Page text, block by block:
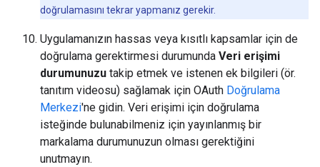
doğrulamasını tekrar yapmanız gerekir.
Uygulamanızın hassas veya kısıtlı kapsamlar için de
doğrulama gerektirmesi durumunda Veri erişimi
durumunuzu takip etmek ve istenen ek bilgileri (ör.
tanıtım videosu) sağlamak için OAuth Doğrulama
Merkezi'ne gidin. Veri erişimi için doğrulama
isteğinde bulunabilmeniz için yayınlanmış bir
markalama durumunuzun olması gerektiğini
unutmayın.